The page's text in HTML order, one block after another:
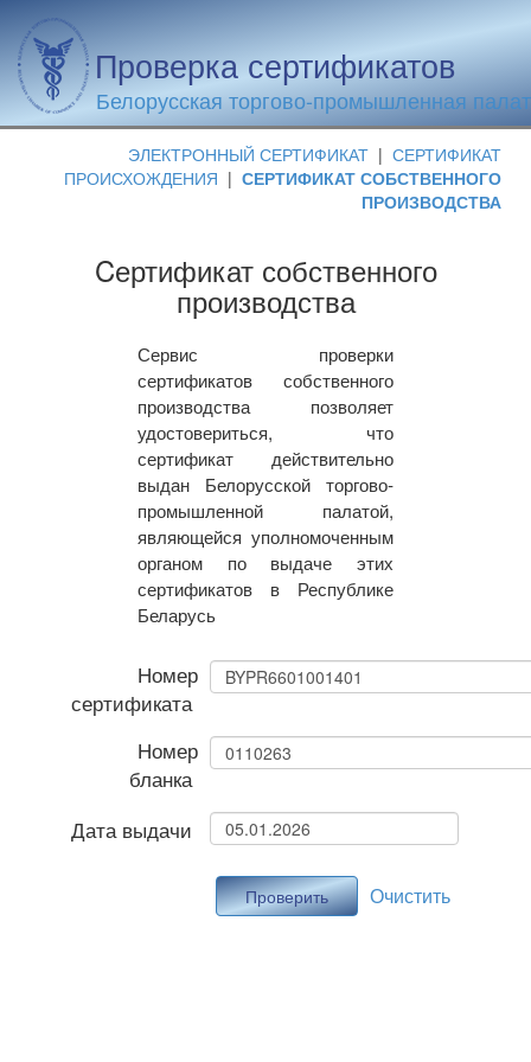
Проверка сертификатов
Белорусская торгово-промышленная
ЭЛЕКТРОННЫЙ СЕРТИФИКАТ | СЕРТИФИКАТ
ПРОИСХОЖДЕНИЯ | СЕРТИФИКАТ СОБСТВЕННОГО
ПРОИЗВОДСТВА
Cертификат собственного
производства
Сервис проверки
сертификатов собственного
производства позволяет
удостовериться, что
сертификат действительно
выдан Белорусской торгово-
промышленной палатой,
являющейся уполномоченным
органом по выдаче этих
сертификатов в Республике
Беларусь
Номер
сертификата
Номер
бланка
Дата выдачи
Проверить Очистить